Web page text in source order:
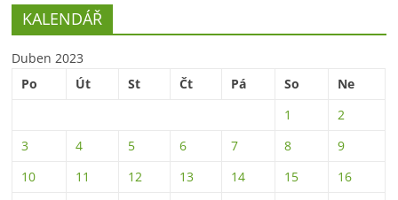
KALENDÁŘ
Duben 2023
Po
Út St Čt Pá So
Ne
1
2
3
4 5 6 7 8
9
10
11 12 13 14 15
16